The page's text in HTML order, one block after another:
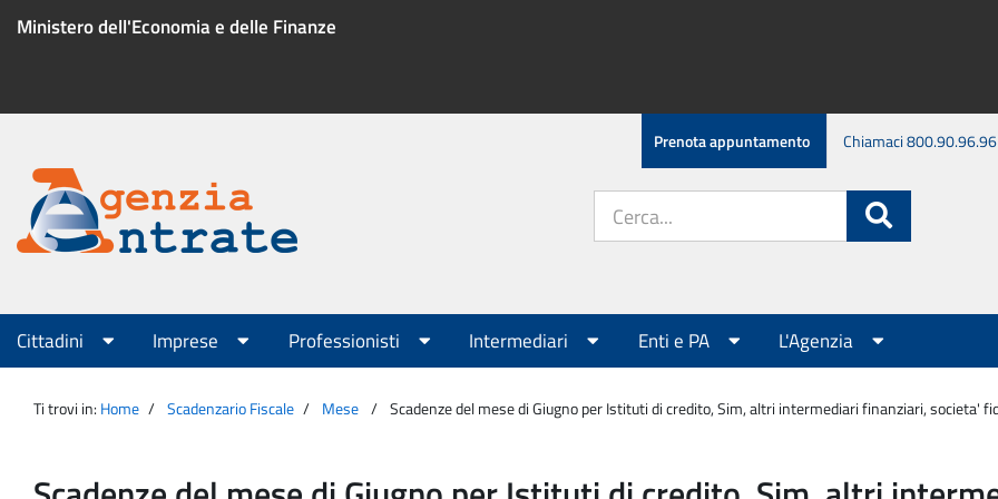
Ministero dell'Economia e delle Finanze
Menu
servizio
Prenota appuntamento Chiamaci 800.90.96.96
Agenzia
Entrate
sito:
Menu
principale
Cittadini Imprese Professionisti Intermediari Enti e PA L'Agenzia
Ti trovi in: Home Scadenzario Fiscale Mese Scadenze del mese di Giugno per Istituti di credito, Sim, altri intermediari finanziari, societa'